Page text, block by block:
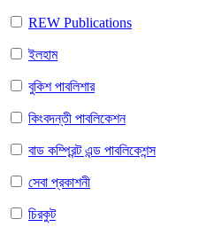
REW Publications
ইলহাম
বুকিশ পাবলিশার
কিংবদন্তী পাবলিকেশন
বাড কম্প্রিন্ট এন্ড পাবলিকেশন্স
সেবা প্রকাশনী
চিরকুট